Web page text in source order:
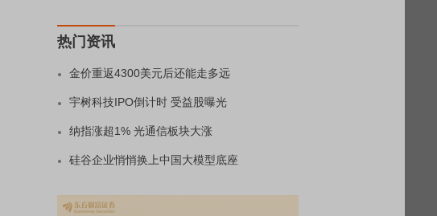
热门资讯
金价重返4300美元后还能走多远
宇树科技IPO倒计时 受益股曝光
纳指涨超1% 光通信板块大涨
硅谷企业悄悄换上中国大模型底座